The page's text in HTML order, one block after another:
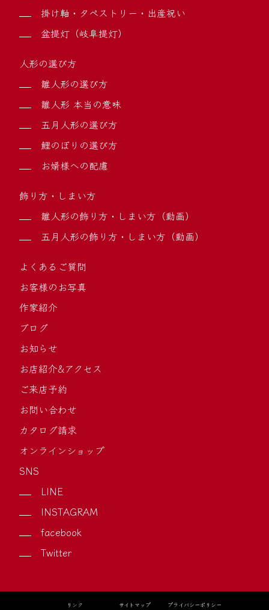
掛け軸・タペストリー・出産祝い
盆提灯（岐阜提灯）
人形の選び方
雛人形の選び方
雛人形 本当の意味
五月人形の選び方
鯉のぼりの選び方
お婿様への配慮
飾り方・しまい方
雛人形の飾り方・しまい方（動画）
五月人形の飾り方・しまい方（動画）
よくあるご質問
お客様のお写真
作家紹介
ブログ
お知らせ
お店紹介&アクセス
ご来店予約
お問い合わせ
カタログ請求
オンラインショップ
SNS
LINE
INSTAGRAM
facebook
Twitter
リンク サイトマップ プライバシーポリシー